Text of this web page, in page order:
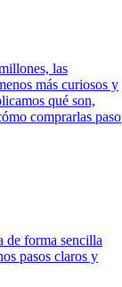
las
más curiosos y
qué son,
comprarlas paso
de forma sencilla
pasos claros y